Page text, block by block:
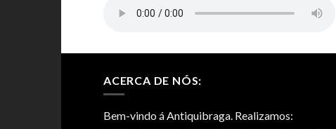
ACERCA DE NÓS:
Bem-vindo á Antiquibraga. Realizamos: